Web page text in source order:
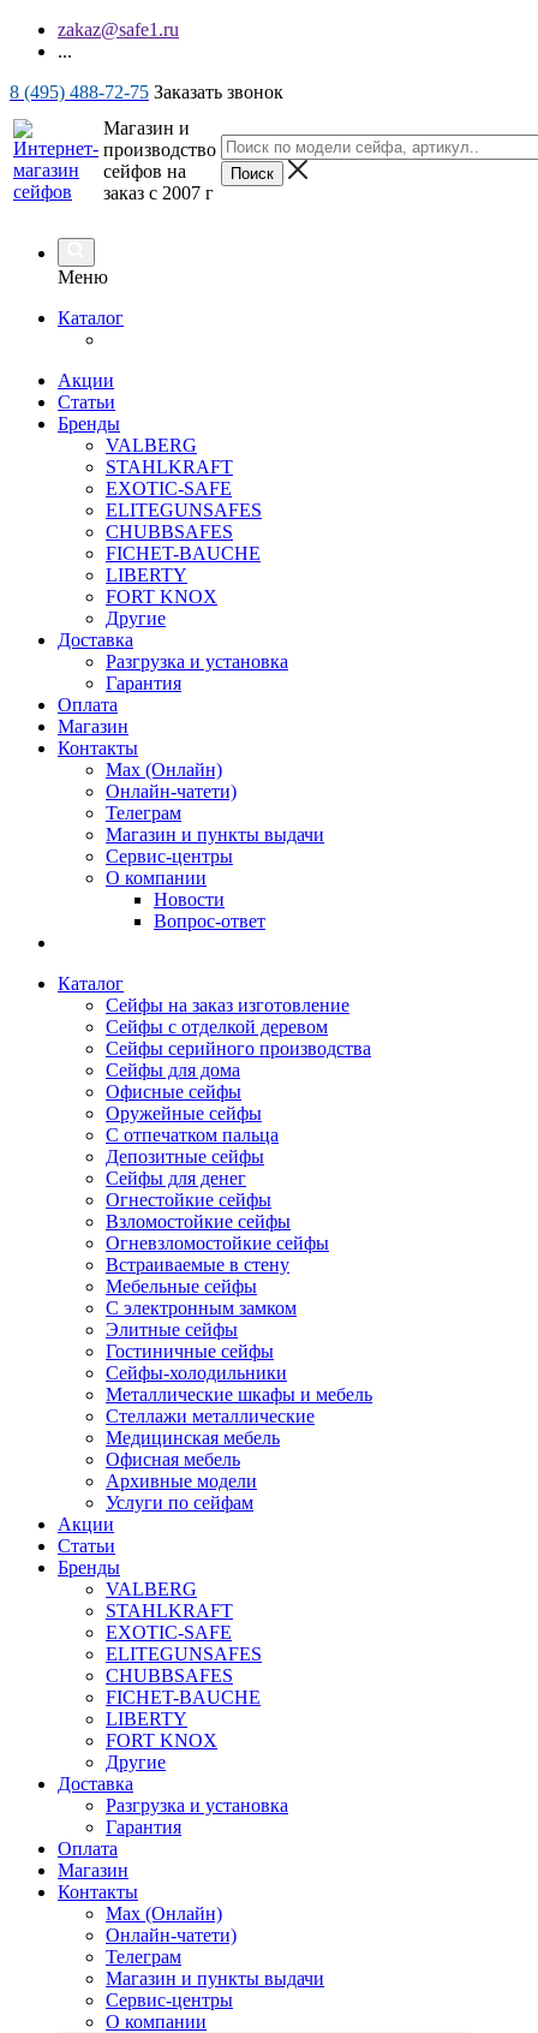
zakaz@safe1.ru
...
8 (495) 488-72-75 Заказать звонок
Магазин и
производство
сейфов на
заказ с 2007 г
Меню
Каталог
Акции
Статьи
Бренды
VALBERG
STAHLKRAFT
EXOTIC-SAFE
ELITEGUNSAFES
CHUBBSAFES
FICHET-BAUCHE
LIBERTY
FORT KNOX
Другие
Доставка
Разгрузка и установка
Гарантия
Оплата
Магазин
Контакты
Max (Онлайн)
Онлайн-чатети)
Телеграм
Магазин и пункты выдачи
Сервис-центры
О компании
Новости
Вопрос-ответ
Каталог
Сейфы на заказ изготовление
Сейфы с отделкой деревом
Сейфы серийного производства
Сейфы для дома
Офисные сейфы
Оружейные сейфы
С отпечатком пальца
Депозитные сейфы
Сейфы для денег
Огнестойкие сейфы
Взломостойкие сейфы
Огневзломостойкие сейфы
Встраиваемые в стену
Мебельные сейфы
С электронным замком
Элитные сейфы
Гостиничные сейфы
Сейфы-холодильники
Металлические шкафы и мебель
Стеллажи металлические
Медицинская мебель
Офисная мебель
Архивные модели
Услуги по сейфам
Акции
Статьи
Бренды
VALBERG
STAHLKRAFT
EXOTIC-SAFE
ELITEGUNSAFES
CHUBBSAFES
FICHET-BAUCHE
LIBERTY
FORT KNOX
Другие
Доставка
Разгрузка и установка
Гарантия
Оплата
Магазин
Контакты
Max (Онлайн)
Онлайн-чатети)
Телеграм
Магазин и пункты выдачи
Сервис-центры
О компании